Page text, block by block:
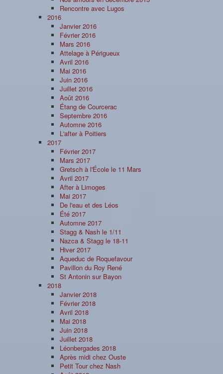
Rencontre avec Lugos
2016
Janvier 2016
Février 2016
Mars 2016
Attelage à Périgueux
Avril 2016
Mai 2016
Juin 2016
Juillet 2016
Août 2016
Étang de Courcerac
Septembre 2016
Automne 2016
L'after à Poitiers
2017
Février 2017
Mars 2017
Gretsch à l'École le 11 Mars
Avril 2017
After à Limoges
Mai 2017
De l'eau et des Léos
Été 2017
Automne 2017
Stagg & Nash le 1/11
Nazca & Stagg le 18-11
Hiver 2017
Aqueduc de Roquefavour
Pavillon du Roy René
St Antonin sur Bayon
2018
Janvier 2018
Février 2018
Avril 2018
Mai 2018
Juin 2018
Juillet 2018
Léonbergades 2018
Après midi chez Ouste
Petit Tour chez Nash